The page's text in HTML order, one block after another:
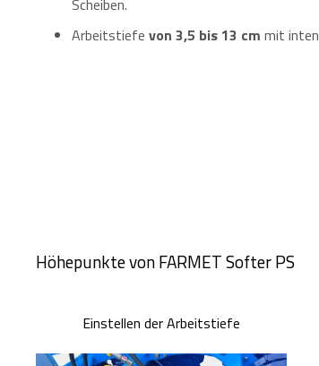
Arbeitstiefe von 3,5 bis 13 cm mit
Höhepunkte von FARMET Softer PS
Einstellen der Arbeitstiefe